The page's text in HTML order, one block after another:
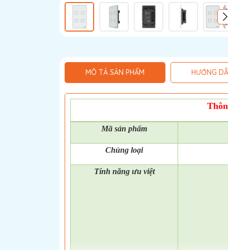
MÔ TẢ SẢN PHẨM HƯỚNG
Mã sản phẩm
Chủng loại
Tính năng ưu việt